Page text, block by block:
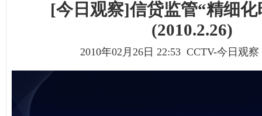
[今日观察]信贷监管“精细化
(2010.2.26)
2010年02月26日 22:53 CCTV-今日观察